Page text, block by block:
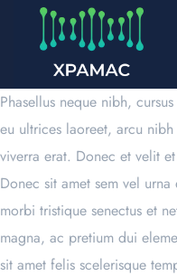
Phasellus neque nibh,
eu ultrices laoreet, arcu
viverra erat. Donec et velit
Donec sit amet sem vel
morbi tristique senectus et
magna, ac pretium dui
sit amet felis scelerisque